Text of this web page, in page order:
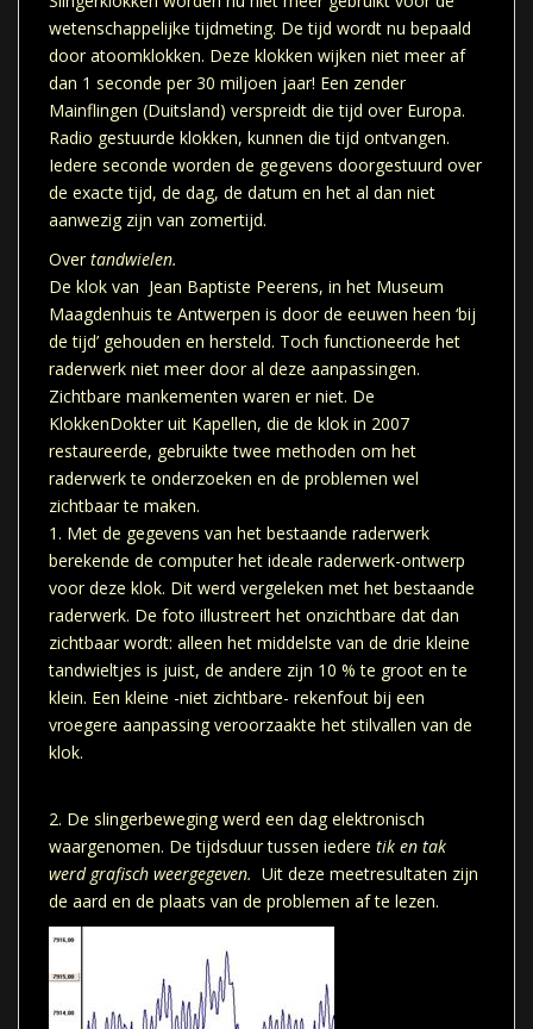
wetenschappelijke tijdmeting. De tijd wordt nu bepaald
door atoomklokken. Deze klokken wijken niet meer af
dan 1 seconde per 30 miljoen jaar! Een zender
Mainflingen (Duitsland) verspreidt die tijd over Europa.
Radio gestuurde klokken, kunnen die tijd ontvangen.
Iedere seconde worden de gegevens doorgestuurd over
de exacte tijd, de dag, de datum en het al dan niet
aanwezig zijn van zomertijd.
Overtandwielen.
De klok van Jean Baptiste Peerens, in het Museum
Maagdenhuis te Antwerpen is door de eeuwen heen ‘bij
de tijd’ gehouden en hersteld. Toch functioneerde het
raderwerk niet meer door al deze aanpassingen.
Zichtbare mankementen waren er niet. De
KlokkenDokter uit Kapellen, die de klok in 2007
restaureerde, gebruikte twee methoden om het
raderwerk te onderzoeken en de problemen wel
zichtbaar te maken.
1. Met de gegevens van het bestaande raderwerk
berekende de computer het ideale raderwerk-ontwerp
voor deze klok. Dit werd vergeleken met het bestaande
raderwerk. De foto illustreert het onzichtbare dat dan
zichtbaar wordt: alleen het middelste van de drie kleine
tandwieltjes is juist, de andere zijn 10 % te groot en te
klein. Een kleine -niet zichtbare- rekenfout bij een
vroegere aanpassing veroorzaakte het stilvallen van de
klok.
2. De slingerbeweging werd een dag elektronisch
waargenomen. De tijdsduur tussen iedere tik en tak
werd grafisch weergegeven. Uit deze meetresultaten zijn
de aard en de plaats van de problemen af te lezen.